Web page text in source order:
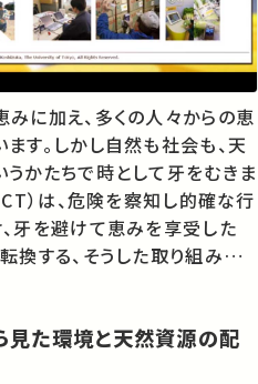
に加え、多くの人々からの恵
す。しかし自然も社会も、天
かたちで時として牙をむきま
）は、危険を察知し的確な行
牙を避けて恵みを享受した
換する、そうした取り組みを
講義では、「食」を中心に
みを紹介し、恵みを支える仕
組みの裏側をご紹介します。 …